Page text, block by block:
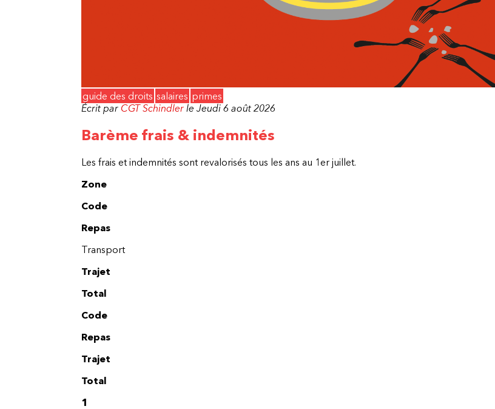
guide des droits salaires primes
Écrit par CGT Schindler le Jeudi 6 août 2026
Barème frais & indemnités
Les frais et indemnités sont revalorisés tous les ans au 1er juillet.
Zone
Code
Repas
Transport
Trajet
Total
Code
Repas
Trajet
Total
1